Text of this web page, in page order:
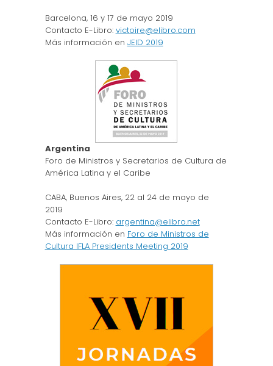
Barcelona, 16 y 17 de mayo 2019
Contacto E-Libro: victoire@elibro.com
Más información en JEID 2019
Argentina
Foro de Ministros y Secretarios de Cultura de
América Latina y el Caribe
CABA, Buenos Aires, 22 al 24 de mayo de
2019
Contacto E-Libro: argentina@elibro.net
Más información en Foro de Ministros de
Cultura IFLA Presidents Meeting 2019